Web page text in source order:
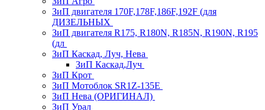
ЗиП двигателя 170F,178F,186F,192F (для
ДИЗЕЛЬНЫХ
ЗиП двигателя R175, R180N, R185N, R190N, R195
(дл
ЗиП Каскад, Луч, Нева
ЗиП Каскад,Луч
ЗиП Крот
ЗиП Мотоблок SR1Z-135E
ЗиП Нева (ОРИГИНАЛ)
ЗиП Урал